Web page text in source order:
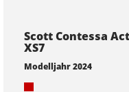
Scott Contessa
XS7
Modelljahr 2024